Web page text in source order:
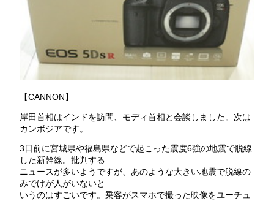
【CANNON】
岸田首相はインドを訪問、モディ首相と会談しました。次は
カンボジアです。
3日前に宮城県や福島県などで起こった震度6強の地震で脱線
した新幹線。批判する
ニュースが多いようですが、あのような大きい地震で脱線の
みでけが人がいないと
いうのはすごいです。乗客がスマホで撮った映像をユーチュ